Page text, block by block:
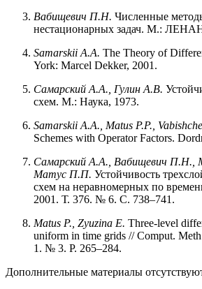
Вабищевич П.Н. Численные
нестационарных задач. М.:
Samarskii A.A. The Theory of
York: Marcel Dekker, 2001.
Самарский А.А., Гулин А.В.
схем. М.: Наука, 1973.
Samarskii A.A., Matus P.P.,
Schemes with Operator Factors.
Самарский А.А., Вабищевич П.Н.,
Матус П.П. Устойчивость
схем на неравномерных по
2001. Т. 376. № 6. С. 738–741.
Matus P., Zyuzina E. Three-level
uniform in time grids // Comput.
1. № 3. P. 265–284.
Дополнительные материалы